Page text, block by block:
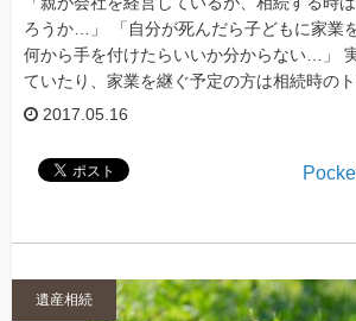
ろうか…」 「自分が死んだら子どもに家業
何から手を付けたらいいか分からない…」
ていたり、家業を継ぐ予定の方は相続時の
2017.05.16
遺産相続